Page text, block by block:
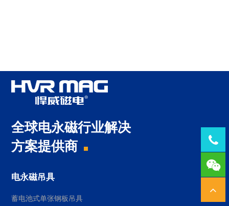
全球电永磁行业解决
方案提供商
电永磁吊具
蓄电池式单张钢板吊具
Tel：